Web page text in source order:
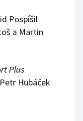
Pospíšil
a Martin
Plus
Hubáček